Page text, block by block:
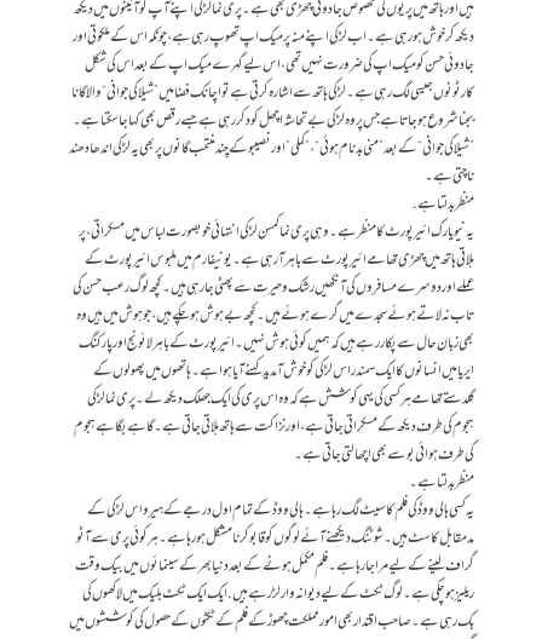
ہیں اور ہاتھ میں پریوں کی مخصوص جادوئی چھڑی بھی ہے۔ پری نما لڑکی اپنے آپ کو آئینوں میں دیکھ
دیکھ کر خوش ہو رہی ہے۔ اب لڑکی اپنے منہ پر میک اپ تھوپ رہی ہے، چونکہ اس کے ملکوتی اور
جادوئی حسن کو میک اپ کی ضرورت نہیں تھی، اس لیے گہرے میک اپ کے بعد اس کی شکل
کارٹونوں جیسی لگ رہی ہے۔ لڑکی ہاتھ سے اشارہ کرتی ہے تو اچانک فضا میں ”شیلا کی جوانی“ والا گانا
بجنا شروع ہو جاتا ہے جس پر وہ لڑکی بےتحاشہ اچھل کود کر رہی ہے جسے رقص بھی کہا جا سکتا ہے۔
”شیلا کی جوانی“ کے بعد ”منی بدنام ہوئی“، ”کملی” اور نصیبو کے چند منتحب گانوں پر بھی یہ لڑکی اندھا دھند
ناچتی ہے۔
منظر بدلتا ہے.
یہ نیویارک ائیرپورٹ کا منظر ہے۔ وہی پری نما کمسن لڑکی انتہائی خوبصورت لباس میں مسکراتی، پر
ہلاتی ہاتھ میں چھڑی تھامے ائیرپورٹ سے باہر آ رہی ہے۔ یونیفارم میں ملبوس ائیرپورٹ کے
عملے اور دوسرے مسافروں کی آنکھیں رشک و حیرت سے پھٹی جا رہی ہیں۔ کچھ لوگ رعب حسن کی
تاب نہ لاتے ہوئے سجدے میں گرے ہوئے ہیں۔ کچھ بے ہوش ہو چکے ہیں، جو ہوش میں ہیں وہ
بھی زبان حال سے پکار رہے ہیں کہ ہمیں کوئی ہوش نہیں۔ ائیرپورٹ کے باہر لائونج اور پارکنگ
ایریا میں انسانوں کا ایک سمندر اس لڑکی کو خوش آمدید کہنے آیا ہوا ہے۔ ہاتھوں میں پھولوں کے
گلدستے تھامے ہر کسی کی یہی کوشش ہے کہ وہ اس پری کی ایک جھلک دیکھ لے۔ پری نما لڑکی
ہجوم کی طرف دیکھ کے مسکراتی جاتی ہے، اور نزاکت سے ہاتھ ہلاتی جاتی ہے۔گاہے بگاہے ہجوم
کی طرف ہوائی بوسے بھی اچھالتی جاتی ہے۔
منظر بدلتا ہے۔
یہ کسی ہالی ووڈ کی فلم کا سیٹ لگ رہا ہے۔ ہالی ووڈ کے تمام اول درجے کے ہیرو اس لڑکی کے
مدمقابل کاسٹ ہیں۔ شوٹنگ دیکھنے آئے لوگوں کو قابو کرنا مشکل ہو رہا ہے۔ ہر کوئی پری سے آٹو
گراف لینے کے لیے مرا جا رہا ہے۔ فلم مکمل ہونے کے بعد دنیا بھر کے سینمائوں میں بیک وقت
ریلیز ہو چکی ہے۔ لوگ ٹکٹ کے لیے دیوانہ وار لڑ رہے ہیں. ایک ایک ٹکٹ بلیک میں لاکھوں کی
بک رہی ہے۔ صاحب اقتدار بھی امور مملکت چھوڑ کے فلم کے ٹکٹوں کے حصول کی کوششوں میں